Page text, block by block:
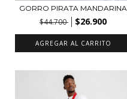
GORRO PIRATA MANDARINA
$44.700 $26.900
AGREGAR AL CARRITO